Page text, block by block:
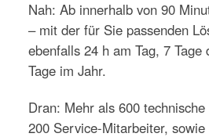
Nah: Ab innerhalb von 90
– mit der für Sie passenden
ebenfalls 24 h am Tag, 7 Tage
Tage im Jahr.
Dran: Mehr als 600
200 Service-Mitarbeiter,